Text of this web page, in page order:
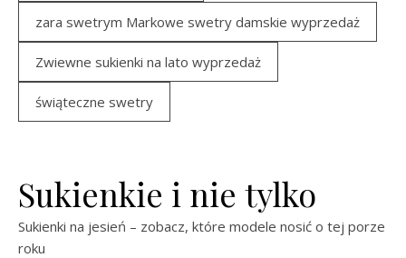
zara swetrym Markowe swetry damskie wyprzedaż
Zwiewne sukienki na lato wyprzedaż
świąteczne swetry
Sukienkie i nie tylko
Sukienki na jesień – zobacz, które modele nosić o tej porze
roku